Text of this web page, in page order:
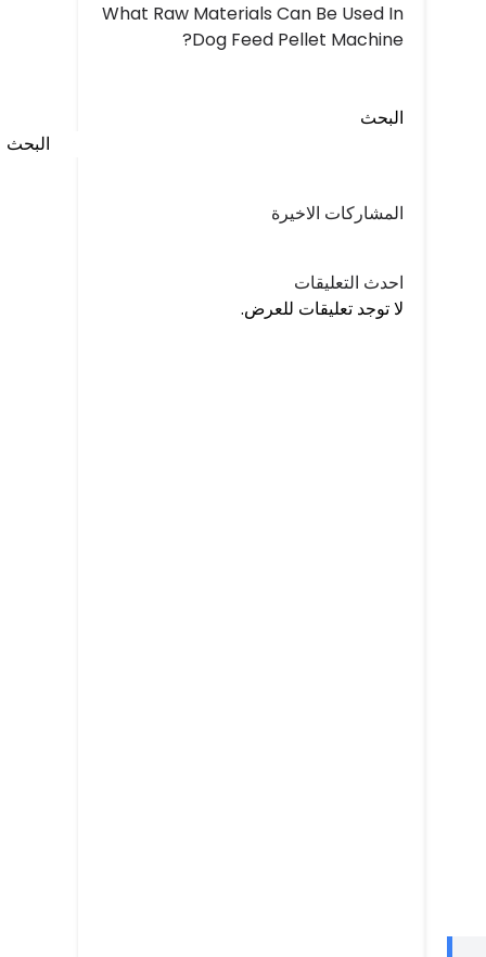
What Raw Materials Can Be Used In
Dog Feed Pellet Machine?
البحث
البحث
المشاركات الاخيرة
احدث التعليقات
لا توجد تعليقات للعرض.